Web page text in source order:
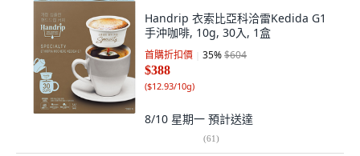
Handrip 衣索比亞科洽雷Kedida G1
手沖咖啡, 10g, 30入, 1盒
首購折扣價 35%$604
$388
($12.93/10g)
8/10 星期一 預計送達
(61)